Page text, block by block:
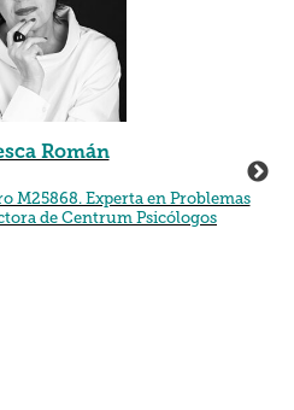
Román
M25868. Experta en Problemas
de Centrum Psicólogos